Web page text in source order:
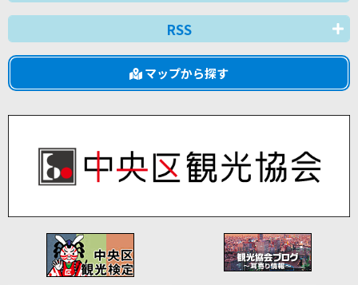
RSS
マップから探す